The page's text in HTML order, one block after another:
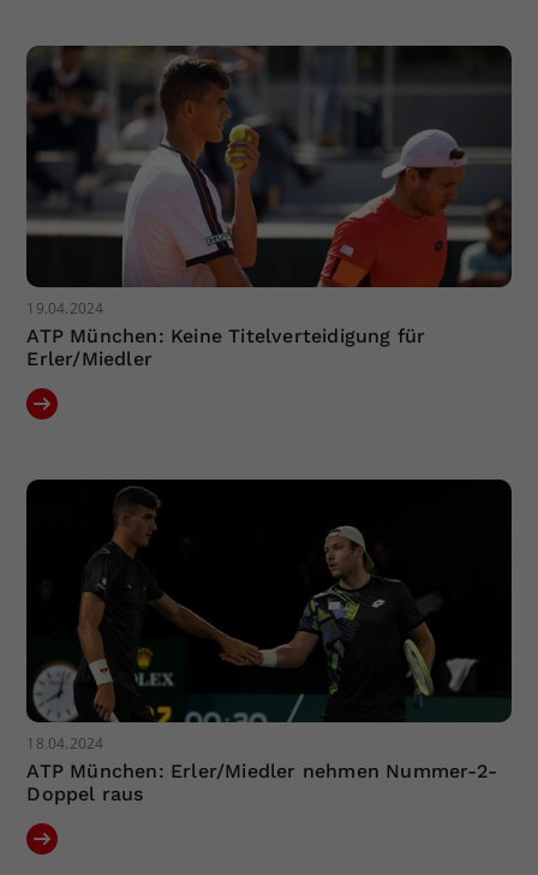
19.04.2024
ATP München: Keine Titelverteidigung für
Erler/Miedler
18.04.2024
ATP München: Erler/Miedler nehmen Nummer-2-
Doppel raus
Zweck
Einstellungen. Unter anderem eine
zufällig generierte ID, für die
historische Speicherung Ihrer
vorgenommen Einstellungen, falls der
Webseiten-Betreiber dies eingestellt
hat.